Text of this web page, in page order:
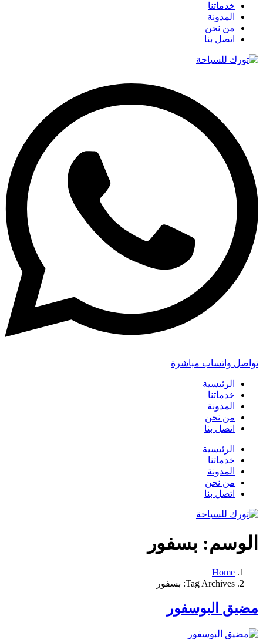
خدماتنا
المدونة
من نحن
اتصل بنا
تواصل واتساب مباشرة
الرئيسية
خدماتنا
المدونة
من نحن
اتصل بنا
الرئيسية
خدماتنا
المدونة
من نحن
اتصل بنا
الوسم: بسفور
Home
Tag Archives: بسفور
مضيق البوسفور